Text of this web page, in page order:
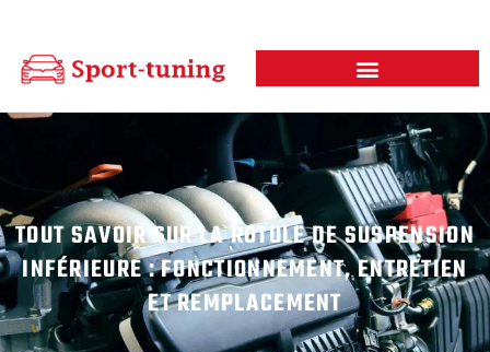
TOUT SAVOIR SUR LA ROTULE DE SUSPENSION
INFÉRIEURE : FONCTIONNEMENT, ENTRETIEN
ET REMPLACEMENT